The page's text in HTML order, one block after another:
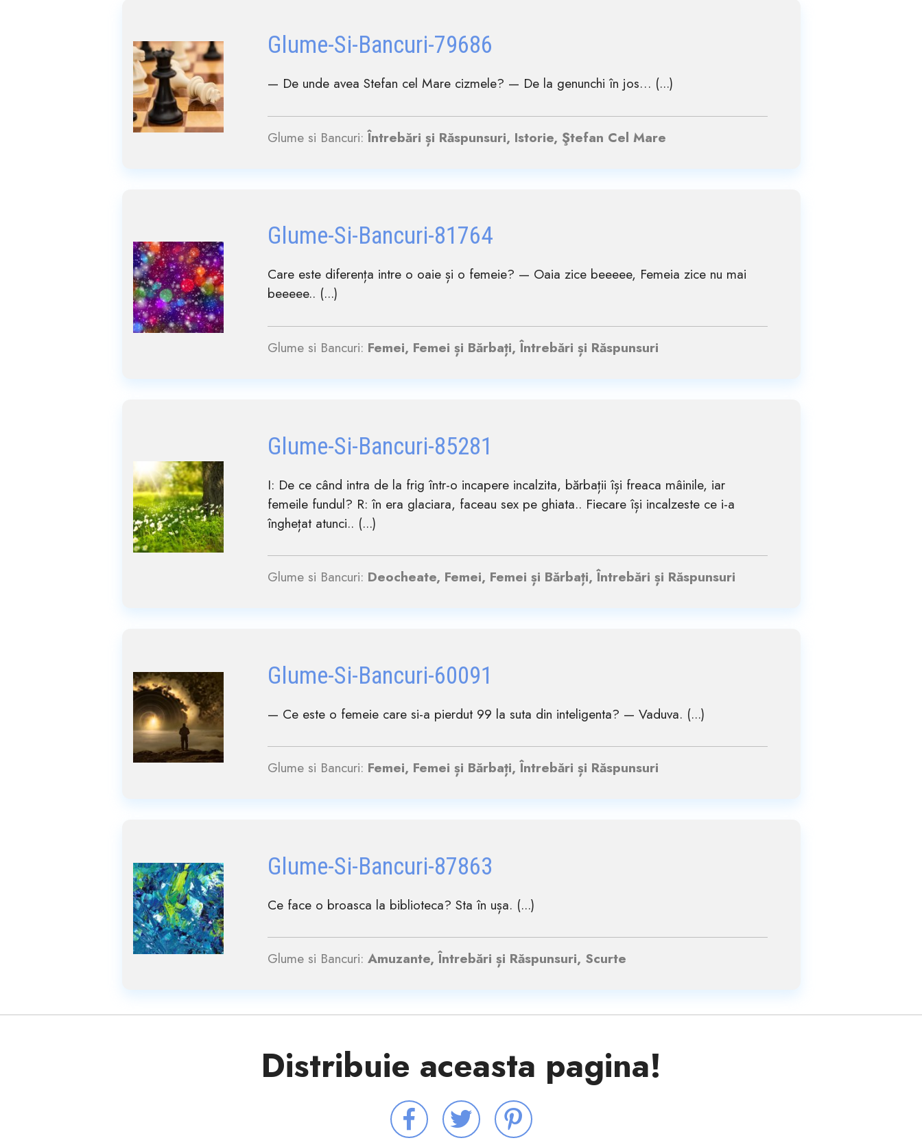
Glume-Si-Bancuri-79686
— De unde avea Stefan cel Mare cizmele? — De la genunchi în jos… (...)
Glume si Bancuri:Întrebări și Răspunsuri, Istorie, Ştefan Cel Mare
Glume-Si-Bancuri-81764
Care este diferența intre o oaie și o femeie? — Oaia zice beeeee, Femeia zice nu mai
beeeee.. (...)
Glume si Bancuri: Femei, Femei și Bărbați, Întrebări și Răspunsuri
Glume-Si-Bancuri-85281
I: De ce când intra de la frig într-o incapere incalzita, bărbații își freaca mâinile, iar
femeile fundul? R: în era glaciara, faceau sex pe ghiata.. Fiecare își incalzeste ce i-a
înghețat atunci.. (...)
Glume si Bancuri: Deocheate, Femei, Femei și Bărbați, Întrebări și Răspunsuri
Glume-Si-Bancuri-60091
— Ce este o femeie care si-a pierdut 99 la suta din inteligenta? — Vaduva. (...)
Glume si Bancuri: Femei, Femei și Bărbați, Întrebări și Răspunsuri
Glume-Si-Bancuri-87863
Ce face o broasca la biblioteca? Sta în ușa. (...)
Glume si Bancuri:Amuzante, Întrebări și Răspunsuri, Scurte
Distribuie aceasta pagina!